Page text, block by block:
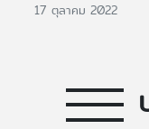
17 ตุลาคม 2022